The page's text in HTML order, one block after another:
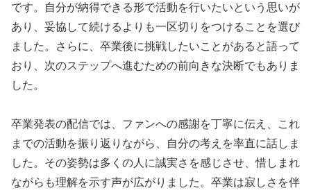
です。自分が納得できる形で活動を行いたいという思いが
あり、妥協して続けるよりも一区切りをつけることを選び
ました。さらに、卒業後に挑戦したいことがあると語って
おり、次のステップへ進むための前向きな決断でもありま
した。
卒業発表の配信では、ファンへの感謝を丁寧に伝え、これ
までの活動を振り返りながら、自分の考えを率直に話しま
した。その姿勢は多くの人に誠実さを感じさせ、惜しまれ
ながらも理解を示す声が広がりました。卒業は寂しさを伴